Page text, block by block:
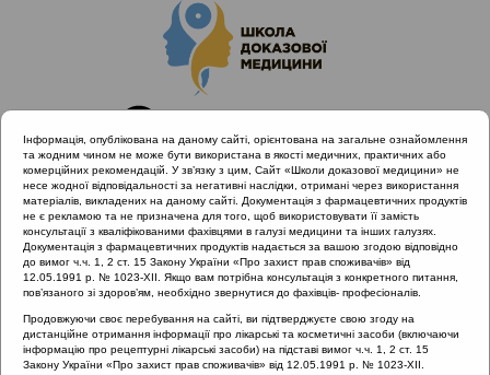
Головна
Матеріали за МКХ-11
16 Хвороби сечостатевої системи
Фактори, що передують розвитку інфекцій сечовивідних
Інформація, опублікована на даному сайті, орієнтована на загальне ознайомлення
та жодним чином не може бути використана в якості медичних, практичних або
комерційних рекомендацій. У зв’язку з цим, Сайт «Школи доказової медицини» не
несе жодної відповідальності за негативні наслідки, отримані через використання
матеріалів, викладених на даному сайті. Документація з фармацевтичних продуктів
не є рекламою та не призначена для того, щоб використовувати її замість
консультації з кваліфікованими фахівцями в галузі медицини та інших галузях.
Документація з фармацевтичних продуктів надається за вашою згодою відповідно
до вимог ч.ч. 1, 2 ст. 15 Закону України «Про захист прав споживачів» від
12.05.1991 р. № 1023-XII. Якщо вам потрібна консультація з конкретного питання,
пов’язаного зі здоров’ям, необхідно звернутися до фахівців- професіоналів.
Продовжуючи своє перебування на сайті, ви підтверджуєте свою згоду на
дистанційне отримання інформації про лікарські та косметичні засоби (включаючи
інформацію про рецептурні лікарські засоби) на підставі вимог ч.ч. 1, 2 ст. 15
Закону України «Про захист прав споживачів» від 12.05.1991 р. № 1023-XII.